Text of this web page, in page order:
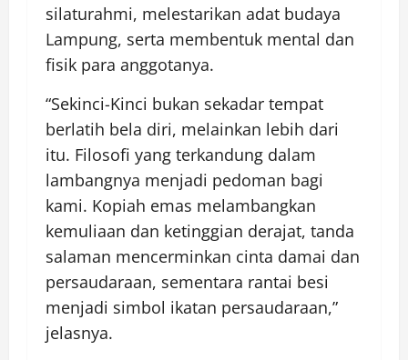
silaturahmi, melestarikan adat budaya
Lampung, serta membentuk mental dan
fisik para anggotanya.
“Sekinci-Kinci bukan sekadar tempat
berlatih bela diri, melainkan lebih dari
itu. Filosofi yang terkandung dalam
lambangnya menjadi pedoman bagi
kami. Kopiah emas melambangkan
kemuliaan dan ketinggian derajat, tanda
salaman mencerminkan cinta damai dan
persaudaraan, sementara rantai besi
menjadi simbol ikatan persaudaraan,”
jelasnya.